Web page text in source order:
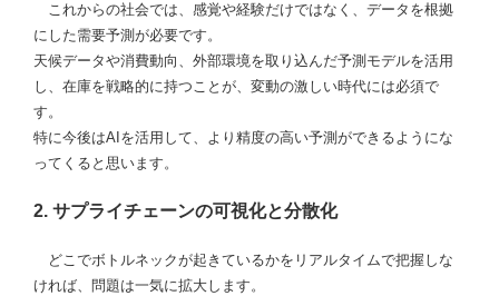
これからの社会では、感覚や経験だけではなく、データを根拠
にした需要予測が必要です。
天候データや消費動向、外部環境を取り込んだ予測モデルを活用
し、在庫を戦略的に持つことが、変動の激しい時代には必須で
す。
特に今後はAIを活用して、より精度の高い予測ができるようにな
ってくると思います。
2. サプライチェーンの可視化と分散化
どこでボトルネックが起きているかをリアルタイムで把握しな
ければ、問題は一気に拡大します。